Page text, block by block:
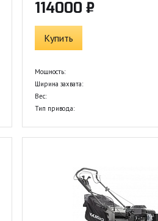
114000 ₽
Купить
Мощность:
Ширина захвата:
Вес:
Тип привода: